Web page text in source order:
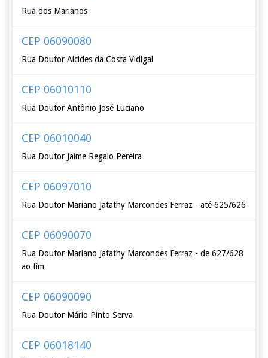
Rua dos Marianos
CEP 06090080
Rua Doutor Alcides da Costa Vidigal
CEP 06010110
Rua Doutor Antônio José Luciano
CEP 06010040
Rua Doutor Jaime Regalo Pereira
CEP 06097010
Rua Doutor Mariano Jatathy Marcondes Ferraz - até 625/626
CEP 06090070
Rua Doutor Mariano Jatathy Marcondes Ferraz - de 627/628
ao fim
CEP 06090090
Rua Doutor Mário Pinto Serva
CEP 06018140